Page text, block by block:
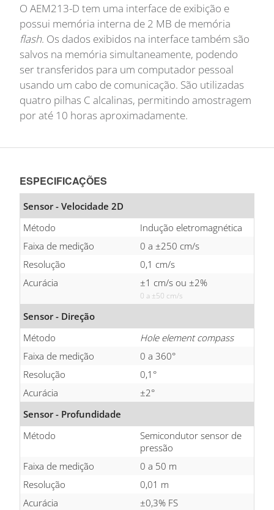
O AEM213-D tem uma interface de exibição e
possui memória interna de 2 MB de memória
flash. Os dados exibidos na interface também são
salvos na memória simultaneamente, podendo
ser transferidos para um computador pessoal
usando um cabo de comunicação. São utilizadas
quatro pilhas C alcalinas, permitindo amostragem
por até 10 horas aproximadamente.
ESPECIFICAÇÕES
Sensor - Velocidade 2D
Método
Indução eletromagnética
Faixa de medição
0 a ±250 cm/s
Resolução
0,1 cm/s
Acurácia
±1 cm/s ou ±2%
0 a ±50 cm/s
Sensor - Direção
Método
Hole element compass
Faixa de medição
0 a 360°
Resolução
0,1°
Acurácia
±2°
Sensor - Profundidade
Método
Semicondutor sensor de
pressão
Faixa de medição
0 a 50 m
Resolução
0,01 m
Acurácia
±0,3% FS